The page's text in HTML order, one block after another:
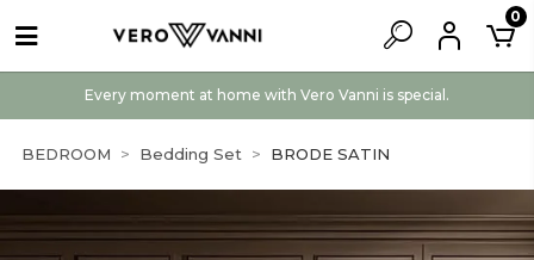
Every moment at home with Vero Vanni is special.
0
BEDROOM Bedding Set BRODE SATIN